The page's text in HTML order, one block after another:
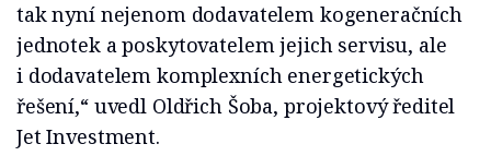
tak nyní nejenom dodavatelem kogeneračních
jednotek a poskytovatelem jejich servisu, ale
i dodavatelem komplexních energetických
řešení,“ uvedl Oldřich Šoba, projektový ředitel
Jet Investment.